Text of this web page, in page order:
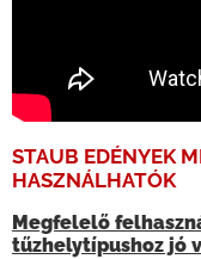
STAUB EDÉNYEK
HASZNÁLHATÓK
Megfelelő
tűzhelytípushoz jó